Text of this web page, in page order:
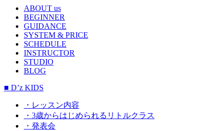
ABOUT us
BEGINNER
GUIDANCE
SYSTEM & PRICE
SCHEDULE
INSTRUCTOR
STUDIO
BLOG
■ D’z KIDS
・レッスン内容
・3歳からはじめられるリトルクラス
・発表会